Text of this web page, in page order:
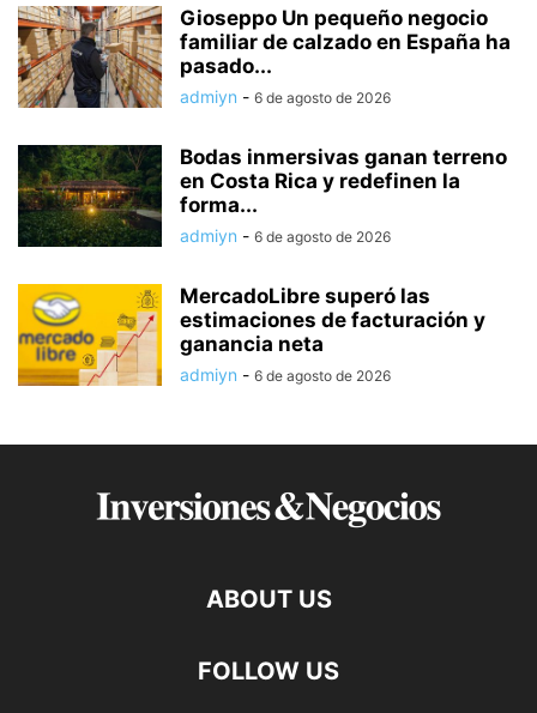
Gioseppo Un pequeño negocio
familiar de calzado en España ha
pasado...
admiyn - 6 de agosto de 2026
Bodas inmersivas ganan terreno
en Costa Rica y redefinen la
forma...
admiyn - 6 de agosto de 2026
MercadoLibre superó las
estimaciones de facturación y
ganancia neta
admiyn - 6 de agosto de 2026
ABOUT US
FOLLOW US